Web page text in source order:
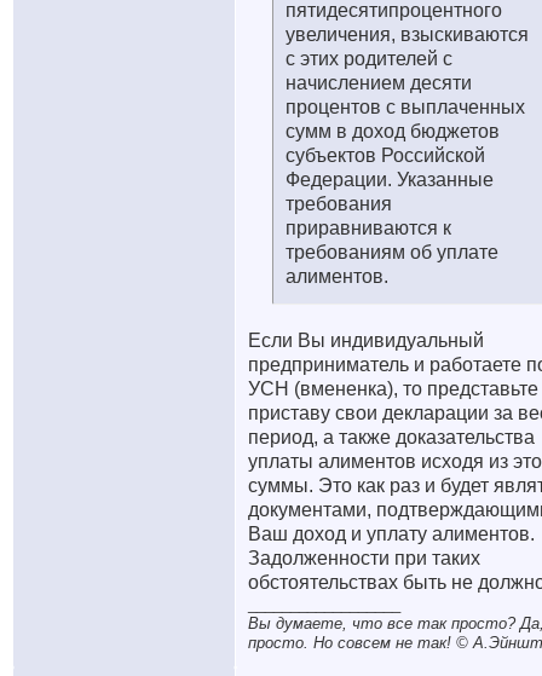
пятидесятипроцентного
увеличения, взыскиваются
с этих родителей с
начислением десяти
процентов с выплаченных
сумм в доход бюджетов
субъектов Российской
Федерации. Указанные
требования
приравниваются к
требованиям об уплате
алиментов.
Если Вы индивидуальный
предприниматель и работаете
УСН (вмененка), то представьте
приставу свои декларации за
период, а также доказательства
уплаты алиментов исходя из
суммы. Это как раз и будет
документами,
Ваш доход и уплату алиментов.
Задолженности при таких
обстоятельствах быть не
Вы думаете, что все так просто?
просто. Но совсем не так! ©